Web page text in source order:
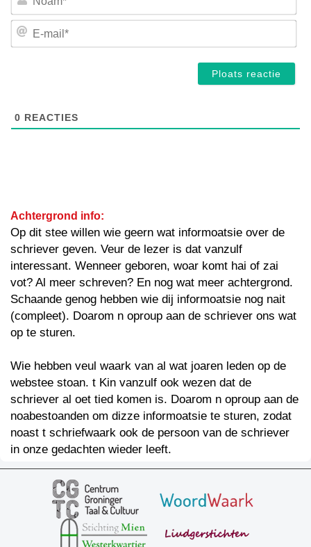
E-
0 REACTIES
Achtergrond info:
Op dit stee willen wie geern wat informoatsie over de
schriever geven. Veur de lezer is dat vanzulf
interessant. Wenneer geboren, woar komt hai of zai
vot? Al meer schreven? En nog wat meer achtergrond.
Schaande genog hebben wie dij informoatsie nog nait
(compleet). Doarom n oproup aan de schriever ons wat
op te sturen.
Wie hebben veul waark van al wat joaren leden op de
webstee stoan. t Kin vanzulf ook wezen dat de
schriever al oet tied komen is. Doarom n oproup aan de
noabestoanden om dizze informoatsie te sturen, zodat
noast t schriefwaark ook de persoon van de schriever
in onze gedachten wieder leeft.